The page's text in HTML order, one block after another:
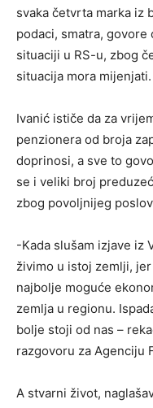
svaka četvrta marka iz
podaci, smatra,
situaciji u RS-u, zbog
situacija mora mijenjati.
Ivanić ističe da za
penzionera od broja
doprinosi, a sve to
se i veliki broj
zbog povoljnijeg
-Kada slušam izjave iz
živimo u istoj zemlji,
najbolje moguće
zemlja u regionu.
bolje stoji od nas –
razgovoru za Agenciju
A stvarni život,